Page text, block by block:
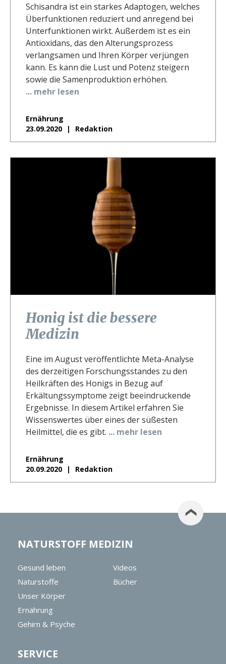
Schisandra ist ein starkes Adaptogen, welches
Überfunktionen reduziert und anregend bei
Unterfunktionen wirkt. Außerdem ist es ein
Antioxidans, das den Alterungsprozess
verlangsamen und Ihren Körper verjüngen
kann. Es kann die Lust und Potenz steigern
sowie die Samenproduktion erhöhen.
... mehr lesen
Ernährung
23.09.2020
Redaktion
Honig ist die bessere
Medizin
Eine im August veröffentlichte Meta-Analyse
des derzeitigen Forschungsstandes zu den
Heilkräften des Honigs in Bezug auf
Erkältungssymptome zeigt beeindruckende
Ergebnisse. In diesem Artikel erfahren Sie
Wissenswertes über eines der süßesten
Heilmittel, die es gibt. ... mehr lesen
Ernährung
20.09.2020
Redaktion
NATURSTOFF MEDIZIN
Gesund leben
Naturstoffe
Unser Körper
Ernährung
Gehirn & Psyche
Videos
Bücher
SERVICE